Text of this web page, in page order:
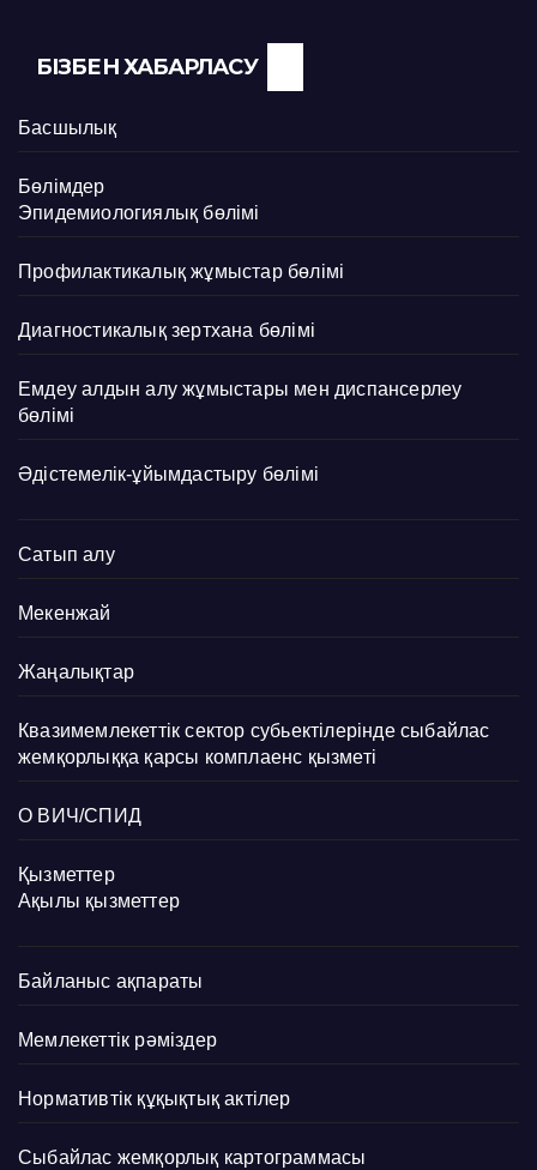
БІЗБЕН ХАБАРЛАСУ
Басшылық
Бөлімдер
Эпидемиологиялық бөлімі
Профилактикалық жұмыстар бөлімі
Диагностикалық зертхана бөлімі
Емдеу алдын алу жұмыстары мен диспансерлеу
бөлімі
Әдістемелік-ұйымдастыру бөлімі
Сатып алу
Мекенжай
Жаңалықтар
Квазимемлекеттік сектор субьектілерінде сыбайлас
жемқорлыққа қарсы комплаенс қызметі
О ВИЧ/СПИД
Қызметтер
Ақылы қызметтер
Байланыс ақпараты
Мемлекеттік рәміздер
Нормативтік құқықтық актілер
Сыбайлас жемқорлық картограммасы